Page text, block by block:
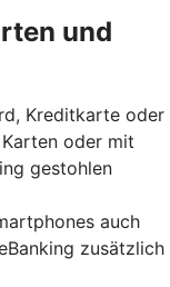
und
Kreditkarte oder
oder mit
gestohlen
auch
zusätzlich